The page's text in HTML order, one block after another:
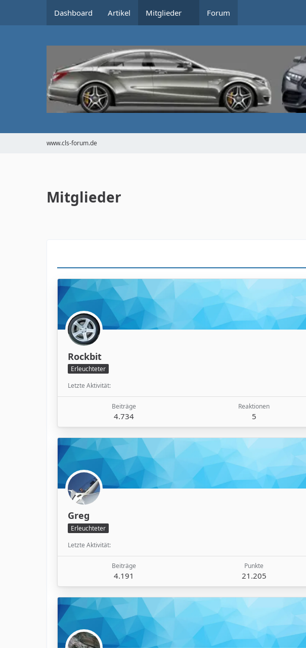
Dashboard Artikel Mitglieder Forum
www.cls-forum.de
Mitglieder
Rockbit
Erleuchteter
Letzte Aktivität
Beiträge
4.734
Reaktionen
5
Greg
Erleuchteter
Letzte Aktivität
Beiträge
4.191
Punkte
21.205